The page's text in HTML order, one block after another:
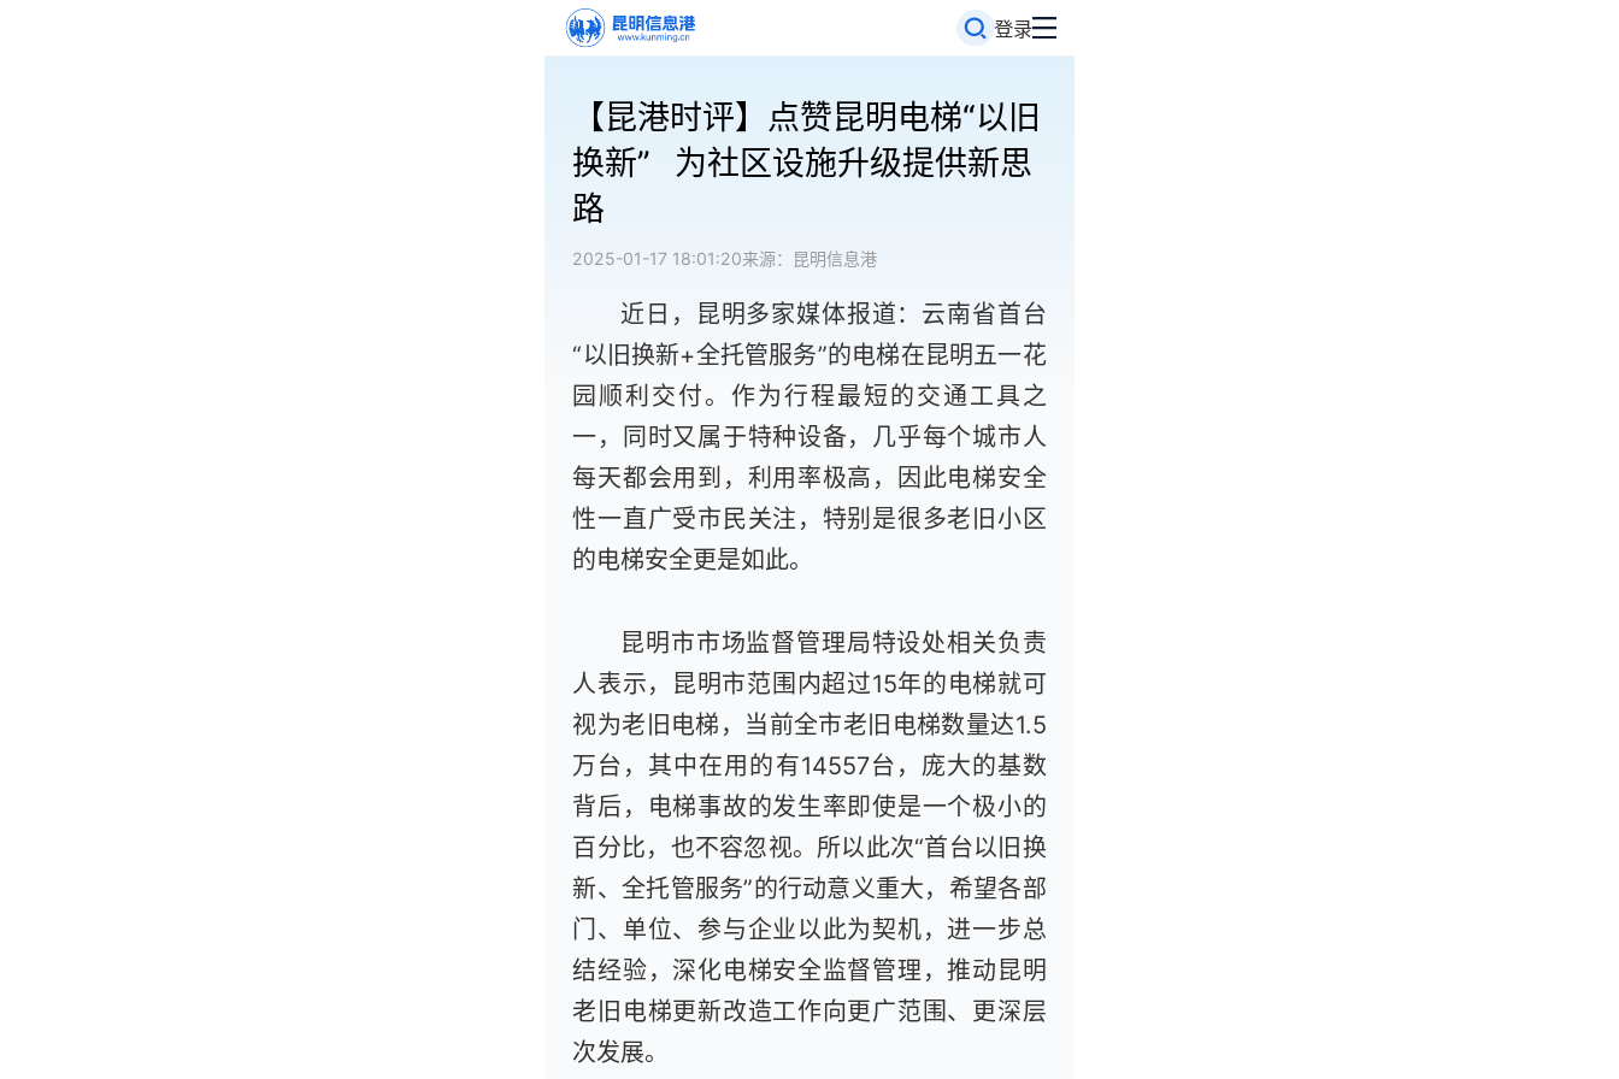
登录
【昆港时评】点赞昆明电梯“以旧
换新” 为社区设施升级提供新思
路
2025-01-17 18:01:20来源：昆明信息港
近日，昆明多家媒体报道：云南省首台
“以旧换新+全托管服务”的电梯在昆明五一花
园顺利交付。作为行程最短的交通工具之
一，同时又属于特种设备，几乎每个城市人
每天都会用到，利用率极高，因此电梯安全
性一直广受市民关注，特别是很多老旧小区
的电梯安全更是如此。
昆明市市场监督管理局特设处相关负责
人表示，昆明市范围内超过15年的电梯就可
视为老旧电梯，当前全市老旧电梯数量达1.5
万台，其中在用的有14557台，庞大的基数
背后，电梯事故的发生率即使是一个极小的
百分比，也不容忽视。所以此次“首台以旧换
新、全托管服务”的行动意义重大，希望各部
门、单位、参与企业以此为契机，进一步总
结经验，深化电梯安全监督管理，推动昆明
老旧电梯更新改造工作向更广范围、更深层
次发展。